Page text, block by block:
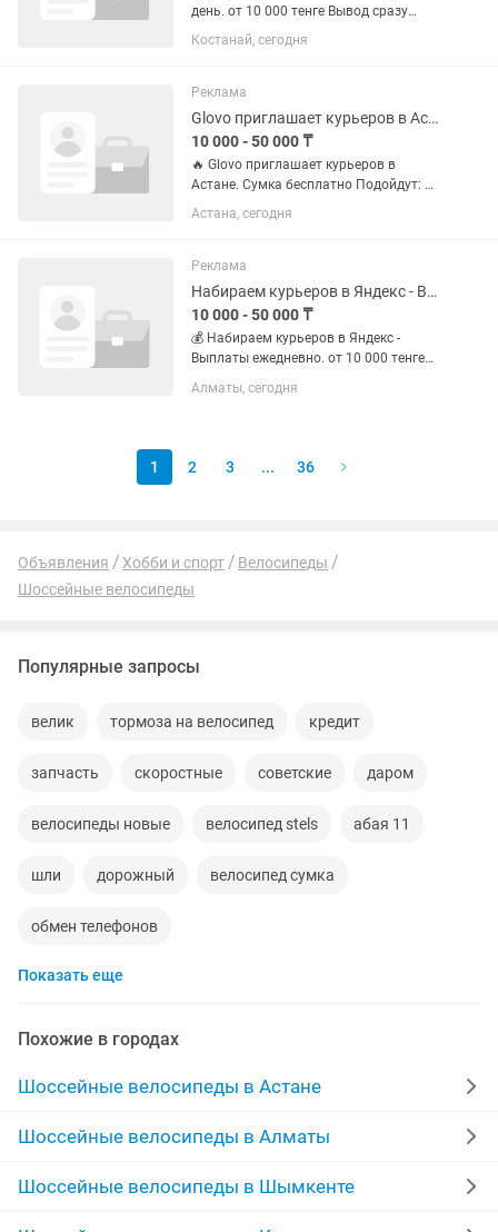
день. от 10 000 тенге Вывод сразу
после смены. Без ожидания. За заказ:
700–1 800 тенге За смену: до 40 000
хочешь. Транспорт любой:...
Костанай, сегодня
Реклама
Glovo приглашает курьеров в Астане. Сумка бесплатно
10 000 - 50 000 ₸
🔥 Glovo приглашает курьеров в
Астане. Сумка бесплатно Подойдут: 🚶
♂️ Пеший 🚗 Авто 🏍 Мото 🚴 Вело /
электровело Условия работы: • Работа
времени • Можно выходить в...
Астана, сегодня
Реклама
Набираем курьеров в Яндекс - Выплаты ежедневно.
10 000 - 50 000 ₸
💰 Набираем курьеров в Яндекс -
Выплаты ежедневно. от 10 000 тенге
ожидания. За заказ: 700–1 800 тенге
Алматы, сегодня
1 2 3 ... 36
Объявления Хобби и спорт
Велосипеды
Шоссейные велосипеды
Популярные запросы
велик тормоза на велосипед кредит
запчасть скоростные советские даром
велосипеды новые велосипед stels абая 11
шли дорожный велосипед сумка
обмен телефонов
Показать еще
Похожие в городах
Шоссейные велосипеды в Астане
Шоссейные велосипеды в Алматы
Шоссейные велосипеды в Шымкенте